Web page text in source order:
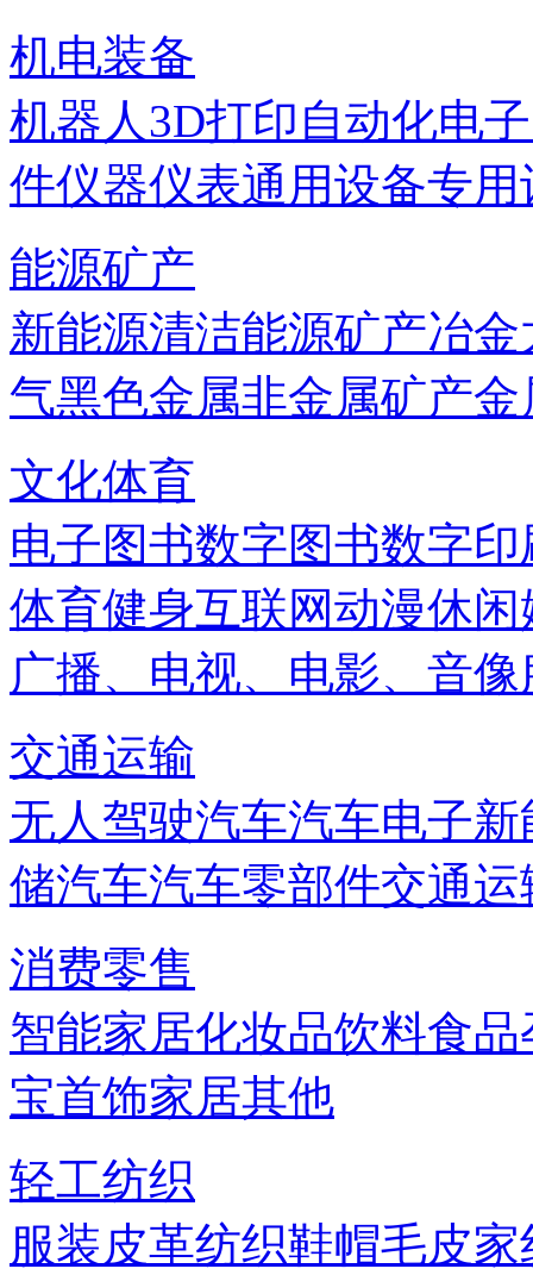
机电装备
机器人3D打印自动化电
件仪器仪表通用设备专用
能源矿产
新能源清洁能源矿产冶金
气黑色金属非金属矿产金
文化体育
电子图书数字图书数字印
体育健身互联网动漫休闲
广播、电视、电影、音像
交通运输
无人驾驶汽车汽车电子新
储汽车汽车零部件交通
消费零售
智能家居化妆品饮料食品
宝首饰家居其他
轻工纺织
服装皮革纺织鞋帽毛皮家